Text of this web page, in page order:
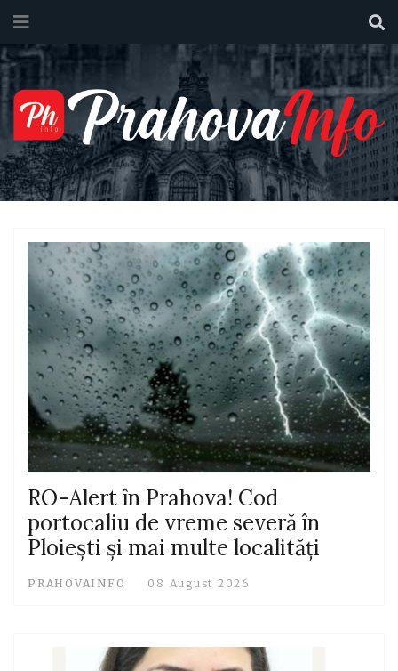
RO-Alert în Prahova! Cod
portocaliu de vreme severă în
Ploiești și mai multe localități
PRAHOVAINFO 08 August 2026